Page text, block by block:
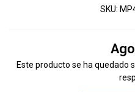
SKU:
Este producto se ha quedado